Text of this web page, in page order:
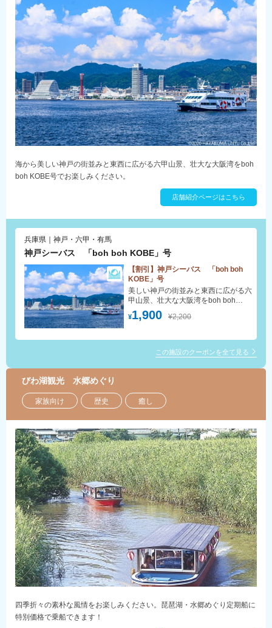
海から美しい神戸の街並みと東西に広がる六甲山景、壮大な大阪湾をboh
boh KOBE号でお楽しみください。
店舗紹介ページはこちら
兵庫県｜神戸・六甲・有馬
神戸シーバス 「boh boh KOBE」号
【割引】神戸シーバス 「boh boh
KOBE」号
¥1,900 ¥2,200
美しい神戸の街並みと東西に広がる六
甲山景、壮大な大阪湾をboh boh
KOBE号でお楽しみください。 神戸空
港から離発着する飛行機が間近に見ら
きることも魅力。新しい神戸の魅力
を、またひとつ見つけませんか。
この施設のクーポンを全て見る
びわ湖観光 水郷めぐり
家族向け 歴史 癒し
四季折々の素朴な風情をお楽しみください。琵琶湖・水郷めぐり定期船に
特別価格で乗船できます！